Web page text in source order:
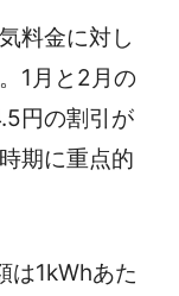
料金に対し
1月と2月の
円の割引が
期に重点的
は1kWhあた